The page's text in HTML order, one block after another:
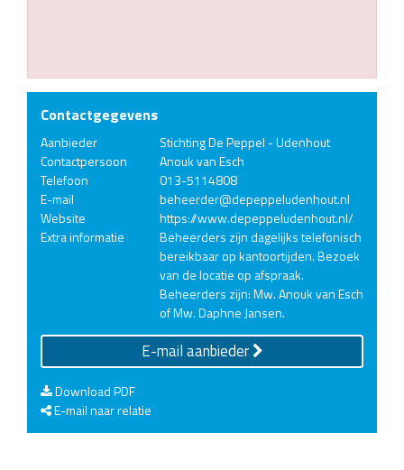
Contactgegevens
Aanbieder
Stichting De Peppel - Udenhout
Contactpersoon
Anouk van Esch
Telefoon
013-5114808
E-mail
beheerder@depeppeludenhout.nl
Website
https://www.depeppeludenhout.nl/
Extra informatie
Beheerders zijn dagelijks telefonisch
bereikbaar op kantoortijden. Bezoek
van de locatie op afspraak.
Beheerders zijn: Mw. Anouk van Esch
of Mw. Daphne Jansen.
E-mail aanbieder
Download PDF
E-mail naar relatie